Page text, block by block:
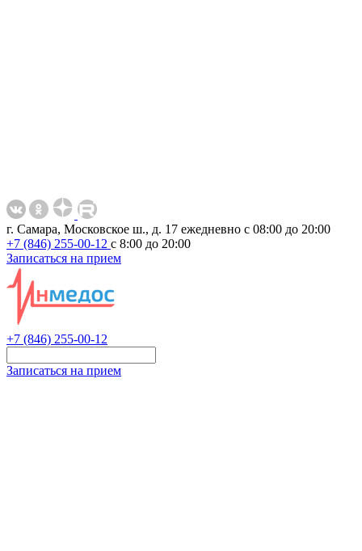
г. Самара, Московское ш., д. 17 ежедневно с 08:00 до 20:00
+7 (846) 255-00-12 с 8:00 до 20:00
Записаться на прием
+7 (846) 255-00-12
Записаться на прием